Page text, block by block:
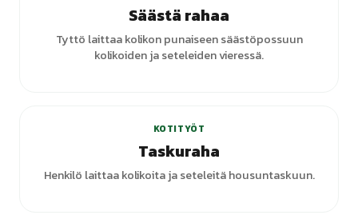
Säästä rahaa
Tyttö laittaa kolikon punaiseen säästöpossuun
kolikoiden ja seteleiden vieressä.
KOTITYÖT
Taskuraha
Henkilö laittaa kolikoita ja seteleitä housuntaskuun.